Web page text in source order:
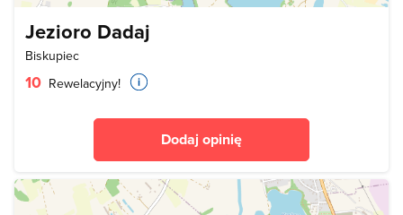
Jezioro Dadaj
Biskupiec
10 Rewelacyjny!
Dodaj opinię